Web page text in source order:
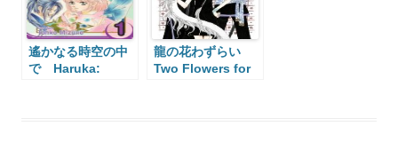
遙かなる時空の中
で Haruka:
龍の花わずらい
Two Flowers for